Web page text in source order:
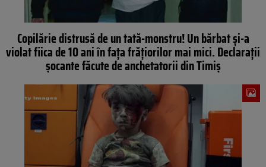
Copilărie distrusă de un tată-monstru! Un bărbat şi-a
violat fiica de 10 ani în faţa frăţiorilor mai mici. Declaraţii
şocante făcute de anchetatorii din Timiş